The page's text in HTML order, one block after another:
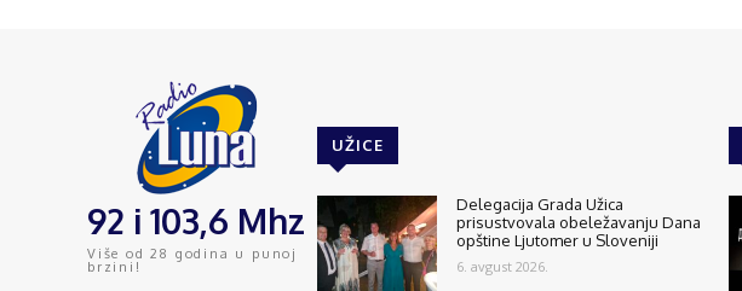
92 i 103,6 Mhz
Više od 28 godina u punoj
brzini!
UŽICE
Delegacija Grada Užica
prisustvovala obeležavanju Dana
opštine Ljutomer u Sloveniji
6. avgust 2026.